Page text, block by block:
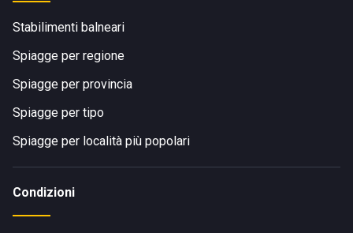
Stabilimenti balneari
Spiagge per regione
Spiagge per provincia
Spiagge per tipo
Spiagge per località più popolari
Condizioni